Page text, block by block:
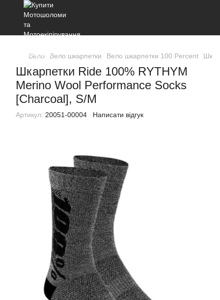
Вело Вело шкарпетки Вело шкарпетки 100 Percent
Шкарпетки Ride 100% RYTHYM
Merino Wool Performance Socks
[Charcoal], S/M
Артикул: 20051-00004 Написати відгук